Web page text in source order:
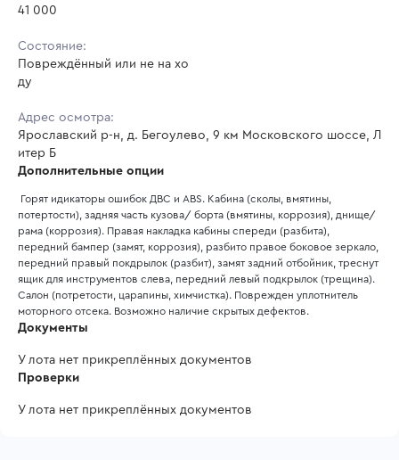
41 000
Состояние:
Повреждённый или не на хо
ду
Адрес осмотра:
Ярославский р-н, д. Бегоулево, 9 км Московского шоссе, Л
итер Б
Дополнительные опции
потертости), задняя часть кузова/ борта (вмятины, коррозия), днище/
рама (коррозия). Правая накладка кабины спереди (разбита),
передний бампер (замят, коррозия), разбито правое боковое зеркало,
передний правый покдрылок (разбит), замят задний отбойник, треснут
ящик для инструментов слева, передний левый подкрылок (трещина).
Салон (потретости, царапины, химчистка). Поврежден уплотнитель
моторного отсека. Возможно наличие скрытых дефектов.
Документы
У лота нет прикреплённых документов
Проверки
У лота нет прикреплённых документов